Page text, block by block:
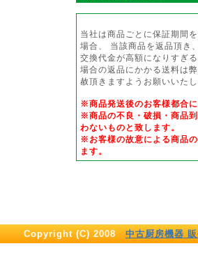
当社は商品ごとに保証期間
場合、 当該商品を返品頂き
交換代金が高額になりすぎ
場合の返品にかかる送料は
赦頂きますようお願いいた
※商品発送後のお客様都合
※商品の不良・破損・商品
わないものと致します。
※お客様の故意による商品
ます。
Copyright (C) 2008 中古厨房機器